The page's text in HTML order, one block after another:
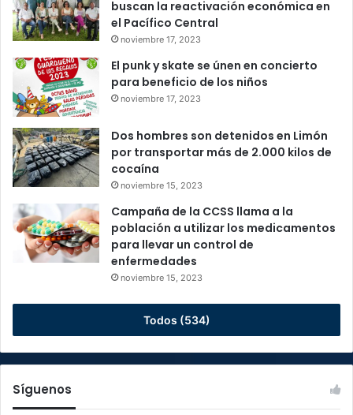
buscan la reactivación económica en
el Pacífico Central
noviembre 17, 2023
El punk y skate se únen en concierto
para beneficio de los niños
noviembre 17, 2023
Dos hombres son detenidos en Limón
por transportar más de 2.000 kilos de
cocaína
noviembre 15, 2023
Campaña de la CCSS llama a la
población a utilizar los medicamentos
para llevar un control de
enfermedades
noviembre 15, 2023
Todos (534)
Síguenos